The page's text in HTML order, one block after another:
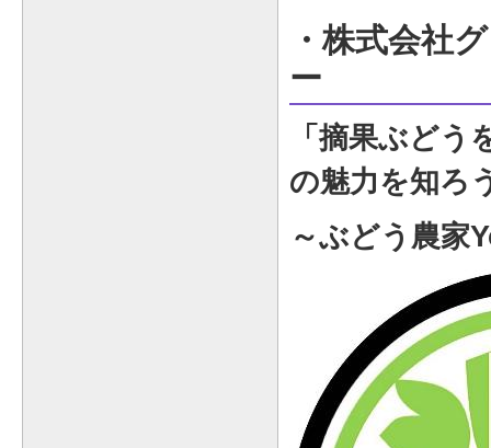
・株式会社
ー
「摘果ぶど
の魅力を知ろ
～ぶどう農家